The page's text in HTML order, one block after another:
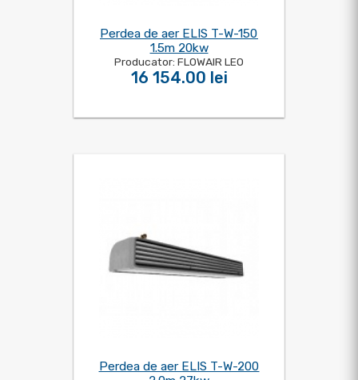
Perdea de aer ELIS T-W-150
1.5m 20kw
Producator: FLOWAIR LEO
16 154.00 lei
Perdea de aer ELIS T-W-200